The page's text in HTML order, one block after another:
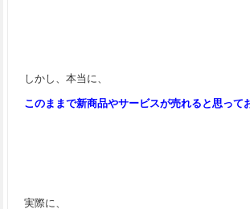
しかし、本当に、
このままで新商品やサービスが売れると思って
実際に、